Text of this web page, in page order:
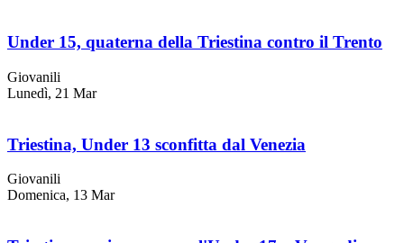
Under 15, quaterna della Triestina contro il Trento
Giovanili
Lunedì, 21 Mar
Triestina, Under 13 sconfitta dal Venezia
Giovanili
Domenica, 13 Mar